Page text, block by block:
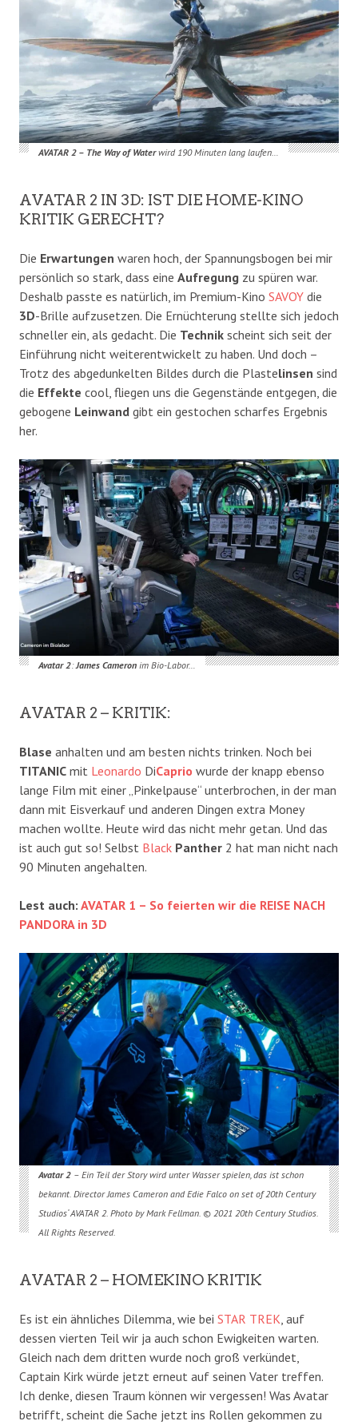
AVATAR 2 – The Way of Waterwird 190 Minuten lang laufen…
AVATAR 2 IN 3D: IST DIE HOME-KINO
KRITIK GERECHT?
Die Erwartungen waren hoch, der Spannungsbogen bei mir
persönlich so stark, dass eine Aufregung zu spüren war.
Deshalb passte es natürlich, im Premium-Kino SAVOY die
3D-Brille aufzusetzen. Die Ernüchterung stellte sich jedoch
schneller ein, als gedacht. Die Technik scheint sich seit der
Einführung nicht weiterentwickelt zu haben. Und doch –
Trotz des abgedunkelten Bildes durch die Plastelinsen sind
die Effekte cool, fliegen uns die Gegenstände entgegen, die
gebogene Leinwand gibt ein gestochen scharfes Ergebnis
her.
Avatar 2:James Cameronim Bio-Labor…
AVATAR 2 – KRITIK:
Blase anhalten und am besten nichts trinken. Noch bei
TITANIC mit Leonardo DiCaprio wurde der knapp ebenso
lange Film mit einer „Pinkelpause“ unterbrochen, in der man
dann mit Eisverkauf und anderen Dingen extra Money
machen wollte. Heute wird das nicht mehr getan. Und das
ist auch gut so! Selbst Black Panther 2 hat man nicht nach
90 Minuten angehalten.
Lest auch: AVATAR 1 – So feierten wir die REISE NACH
PANDORA in 3D
Avatar 2– Ein Teil der Story wird unter Wasser spielen, das ist schon
bekannt. Director James Cameron and Edie Falco on set of 20th Century
Studios‘ AVATAR 2. Photo by Mark Fellman. © 2021 20th Century Studios.
All Rights Reserved.
AVATAR 2 – HOMEKINO KRITIK
Es ist ein ähnliches Dilemma, wie bei STAR TREK, auf
dessen vierten Teil wir ja auch schon Ewigkeiten warten.
Gleich nach dem dritten wurde noch groß verkündet,
Captain Kirk würde jetzt erneut auf seinen Vater treffen.
Ich denke, diesen Traum können wir vergessen! Was Avatar
betrifft, scheint die Sache jetzt ins Rollen gekommen zu